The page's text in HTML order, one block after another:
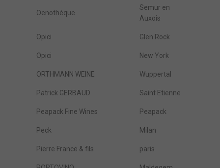
Oenothèque
Semur en
Auxois
Opici Glen Rock
Opici New York
ORTHMANN WEINE Wuppertal
Patrick GERBAUD Saint Etienne
Peapack Fine Wines Peapack
Peck Milan
Pierre France & fils paris